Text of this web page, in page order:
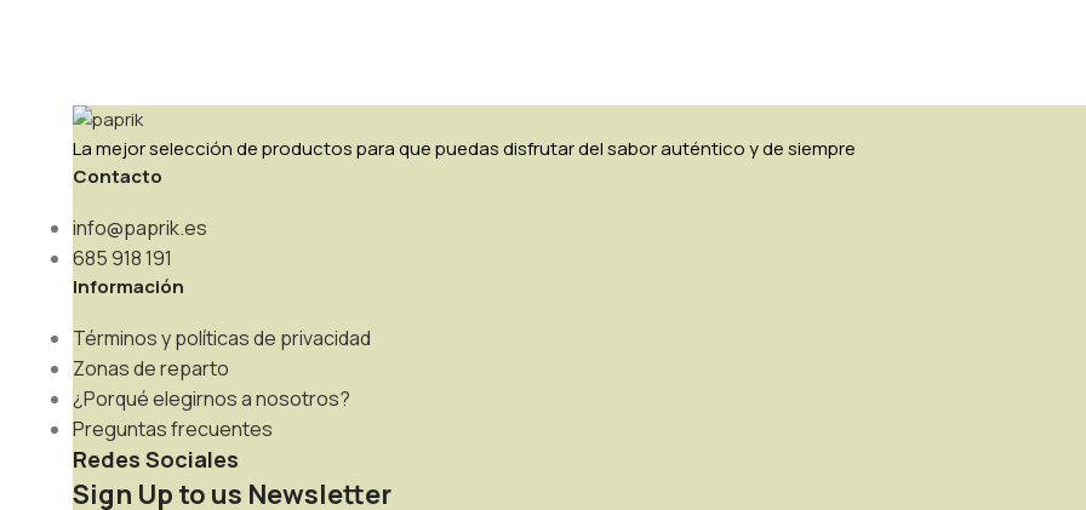
La mejor selección de productos para que puedas disfrutar del sabor auténtico y de siempre
Contacto
info@paprik.es
685 918 191
Información
Términos y políticas de privacidad
Zonas de reparto
¿Porqué elegirnos a nosotros?
Preguntas frecuentes
Redes Sociales
Sign Up to us Newsletter